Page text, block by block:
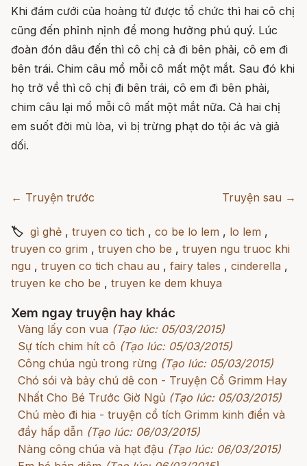
Khi đám cưới của hoàng tử được tổ chức thì hai cô chị
cũng đến phỉnh nịnh để mong hưởng phú quý. Lúc
đoàn đón dâu đến thì cô chị cả đi bên phải, cô em đi
bên trái. Chim câu mổ mỗi cô mất một mắt. Sau đó khi
họ trở về thì cô chị đi bên trái, cô em đi bên phải,
chim câu lại mổ mỗi cô mất một mắt nữa. Cả hai chị
em suốt đời mù lòa, vì bị trừng phạt do tội ác và giả
dối.
← Truyện trước Truyện sau →
🏷 gì ghẻ , truyen co tich , co be lo lem , lo lem ,
truyen co grim , truyen cho be , truyen ngu truoc khi
ngu , truyen co tich chau au , fairy tales , cinderella ,
truyen ke cho be , truyen ke dem khuya
Xem ngay truyện hay khác
Vàng lấy con vua (Tạo lúc: 05/03/2015)
Sự tích chim hít cô (Tạo lúc: 05/03/2015)
Công chúa ngủ trong rừng (Tạo lúc: 05/03/2015)
Chó sói và bảy chú dê con - Truyện Cổ Grimm Hay
Nhất Cho Bé Trước Giờ Ngủ (Tạo lúc: 05/03/2015)
Chú mèo đi hia - truyện cổ tích Grimm kinh điển và
đầy hấp dẫn (Tạo lúc: 06/03/2015)
Nàng công chúa và hạt đậu (Tạo lúc: 06/03/2015)